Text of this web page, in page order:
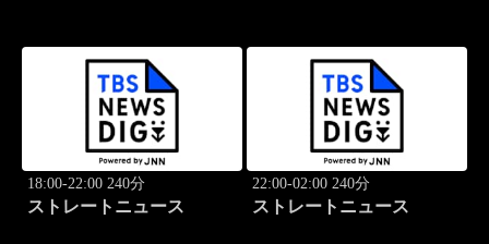
18:00-22:00 240分
ストレートニュース
22:00-02:00 240分
ストレートニュース